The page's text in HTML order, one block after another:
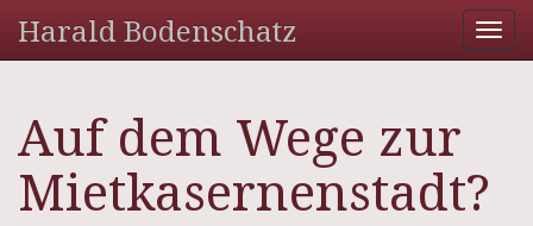
Harald Bodenschatz
Auf dem Wege zur
Mietkasernenstadt?